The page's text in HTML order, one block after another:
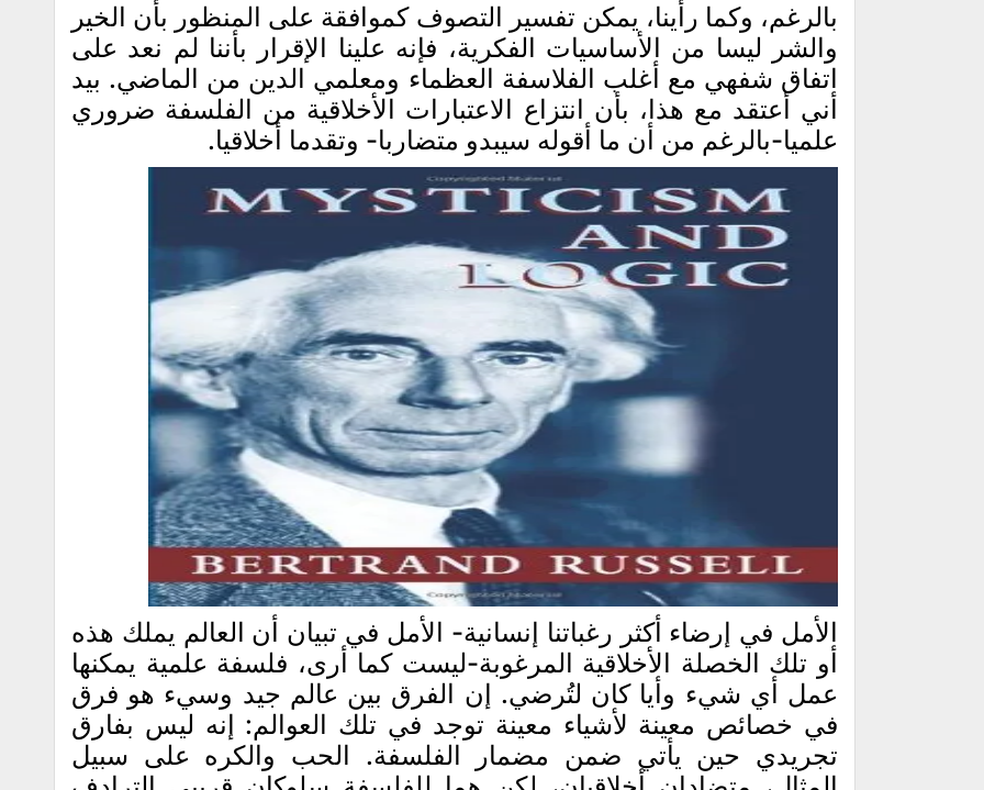
بالرغم، وكما رأينا، يمكن تفسير التصوف كموافقة على المنظور بأن الخير
والشر ليسا من الأساسيات الفكرية، فإنه علينا الإقرار بأننا لم نعد على
اتفاق شفهي مع أغلب الفلاسفة العظماء ومعلمي الدين من الماضي. بيد
أني أعتقد مع هذا، بأن انتزاع الاعتبارات الأخلاقية من الفلسفة ضروري
علميا-بالرغم من أن ما أقوله سيبدو متضاربا- وتقدما أخلاقيا.
الأمل في إرضاء أكثر رغباتنا إنسانية- الأمل في تبيان أن العالم يملك هذه
أو تلك الخصلة الأخلاقية المرغوبة-ليست كما أرى، فلسفة علمية يمكنها
عمل أي شيء وأيا كان لتُرضي. إن الفرق بين عالم جيد وسيء هو فرق
في خصائص معينة لأشياء معينة توجد في تلك العوالم: إنه ليس بفارق
تجريدي حين يأتي ضمن مضمار الفلسفة. الحب والكره على سبيل